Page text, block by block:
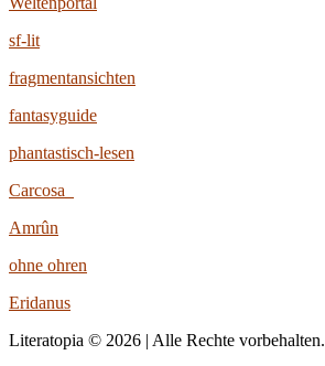
sf-lit
fragmentansichten
fantasyguide
phantastisch-lesen
Carcosa
Amrûn
ohne ohren
Eridanus
Literatopia © 2026 | Alle Rechte vorbehalten.